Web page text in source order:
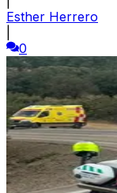
Esther Herrero
0